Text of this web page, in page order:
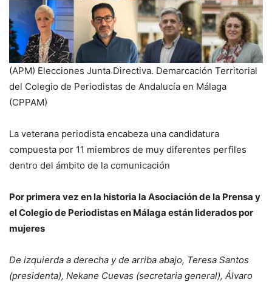
(APM) Elecciones Junta Directiva. Demarcación Territorial
del Colegio de Periodistas de Andalucía en Málaga
(CPPAM)
La veterana periodista encabeza una candidatura
compuesta por 11 miembros de muy diferentes perfiles
dentro del ámbito de la comunicación
Por primera vez en la historia la Asociación de la Prensa y
el Colegio de Periodistas en Málaga están liderados por
mujeres
De izquierda a derecha y de arriba abajo, Teresa Santos
(presidenta), Nekane Cuevas (secretaria general), Álvaro